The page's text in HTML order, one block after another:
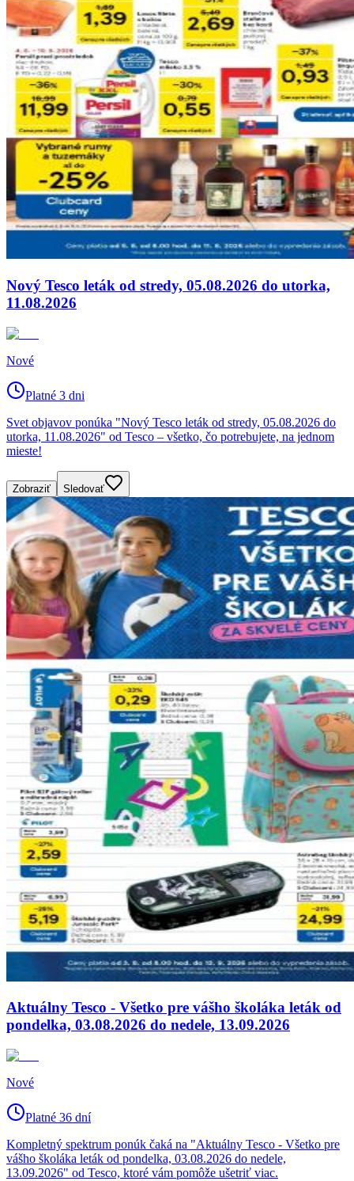
Nový Tesco leták od stredy, 05.08.2026 do utorka,
11.08.2026
Nové
Platné 3 dni
Svet objavov ponúka "Nový Tesco leták od stredy, 05.08.2026 do
utorka, 11.08.2026" od Tesco – všetko, čo potrebujete, na jednom
mieste!
Zobraziť Sledovať
Aktuálny Tesco - Všetko pre vášho školáka leták od
pondelka, 03.08.2026 do nedele, 13.09.2026
Nové
Platné 36 dní
Kompletný spektrum ponúk čaká na "Aktuálny Tesco - Všetko pre
vášho školáka leták od pondelka, 03.08.2026 do nedele,
13.09.2026" od Tesco, ktoré vám pomôže ušetriť viac.